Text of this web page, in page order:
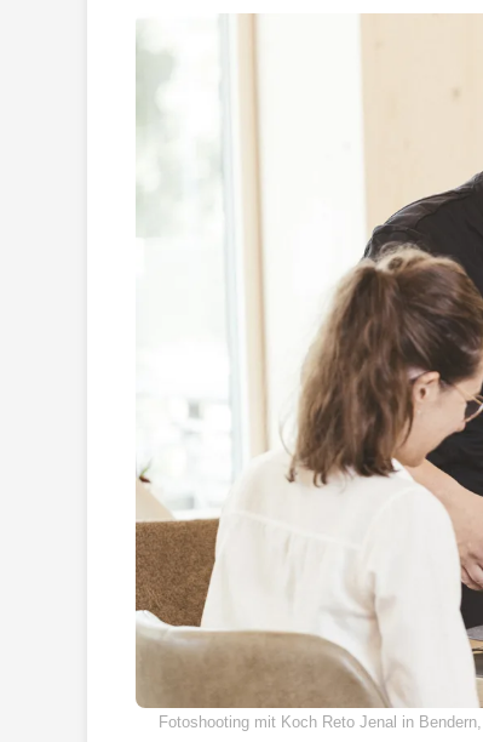
Fotoshooting mit Koch Reto Jenal in